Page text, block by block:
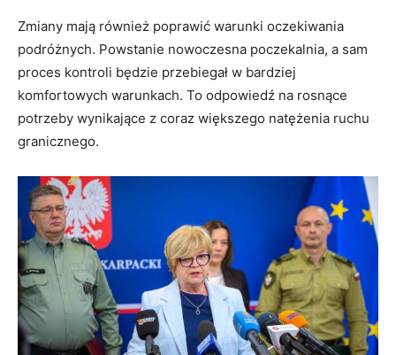
Zmiany mają również poprawić warunki oczekiwania
podróżnych. Powstanie nowoczesna poczekalnia, a sam
proces kontroli będzie przebiegał w bardziej
komfortowych warunkach. To odpowiedź na rosnące
potrzeby wynikające z coraz większego natężenia ruchu
granicznego.